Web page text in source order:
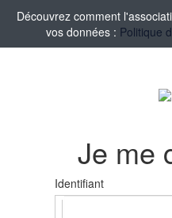
Découvrez comment
vos données : Politique
Je me
Identifiant